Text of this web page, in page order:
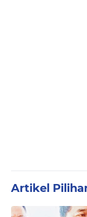
Artikel